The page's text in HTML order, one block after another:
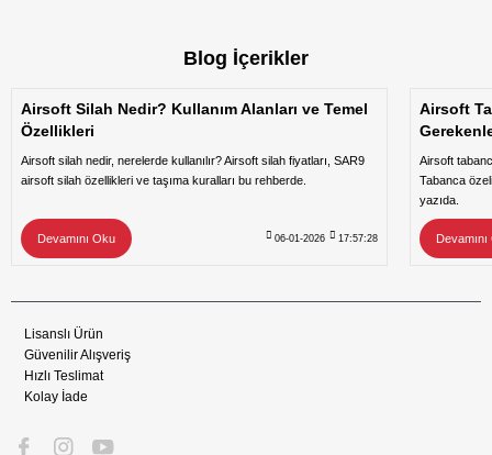
Blog İçerikler
Airsoft Silah Nedir? Kullanım Alanları ve Temel
Özellikleri
Airsoft silah nedir, nerelerde kullanılır? Airsoft silah fiyatları, SAR9
airsoft silah özellikleri ve taşıma kuralları bu rehberde.
Devamını Oku 06-01-2026 17:57:28
Airsoft
Airsoft
Tabanca
yazıda.
Lisanslı Ürün
Güvenilir Alışveriş
Hızlı Teslimat
Kolay İade